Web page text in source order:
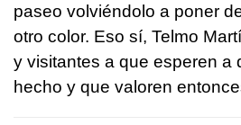
paseo volviéndolo a poner
otro color. Eso sí, Telmo
y visitantes a que esperen a
hecho y que valoren